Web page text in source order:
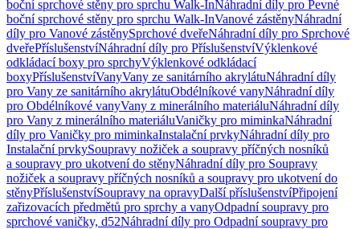
boční sprchové stěny pro sprchu Walk-InNáhradní díly pro Pevné
boční sprchové stěny pro sprchu Walk-InVanové zástěnyNáhradní
díly pro Vanové zástěnySprchové dveřeNáhradní díly pro Sprchové
dveřePříslušenstvíNáhradní díly pro PříslušenstvíVýklenkové
odkládací boxy pro sprchyVýklenkové odkládací
boxyPříslušenstvíVanyVany ze sanitárního akrylátuNáhradní díly
pro Vany ze sanitárního akrylátuObdélníkové vanyNáhradní díly
pro Obdélníkové vanyVany z minerálního materiáluNáhradní díly
pro Vany z minerálního materiáluVaničky pro miminkaNáhradní
díly pro Vaničky pro miminkaInstalační prvkyNáhradní díly pro
Instalační prvkySoupravy nožiček a soupravy příčných nosníků
a soupravy pro ukotvení do stěnyNáhradní díly pro Soupravy
nožiček a soupravy příčných nosníků a soupravy pro ukotvení do
stěnyPříslušenstvíSoupravy na opravyDalší příslušenstvíPřipojení
zařizovacích předmětů pro sprchy a vanyOdpadní soupravy pro
sprchové vaničky, d52Náhradní díly pro Odpadní soupravy pro